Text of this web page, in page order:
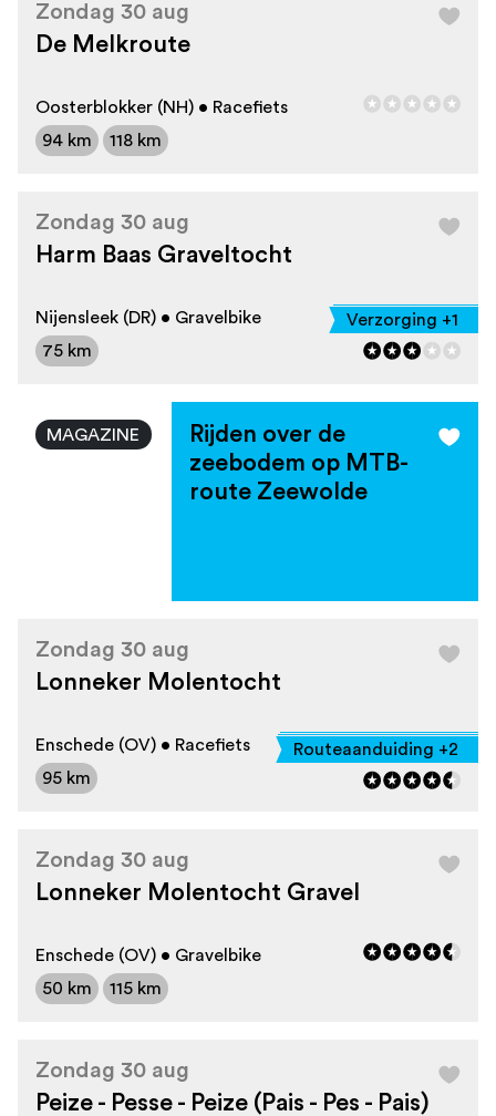
Zondag 30 aug
De Melkroute
Oosterblokker (NH) • Racefiets
94 km
118 km
Zondag 30 aug
Harm Baas Graveltocht
Nijensleek (DR) • Gravelbike
75 km
Verzorging +1
MAGAZINE
Rijden over de
zeebodem op MTB-
route Zeewolde
Zondag 30 aug
Lonneker Molentocht
Enschede (OV) • Racefiets
95 km
Routeaanduiding +2
Zondag 30 aug
Lonneker Molentocht Gravel
Enschede (OV) • Gravelbike
50 km
115 km
Zondag 30 aug
Peize - Pesse - Peize (Pais - Pes - Pais)